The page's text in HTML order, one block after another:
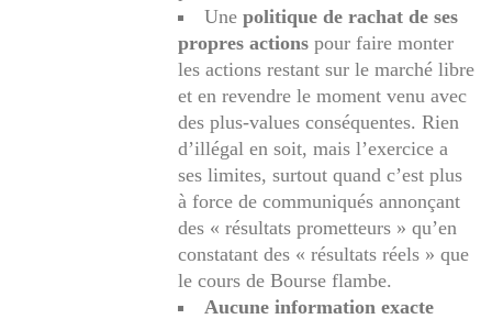
Une politique de rachat de ses
propres actionspour faire monter
les actions restant sur le marché libre
et en revendre le moment venu avec
des plus-values conséquentes. Rien
d’illégal en soit, mais l’exercice a
ses limites, surtout quand c’est plus
à force de communiqués annonçant
des « résultats prometteurs » qu’en
constatant des « résultats réels » que
le cours de Bourse flambe.
Aucune information exacte